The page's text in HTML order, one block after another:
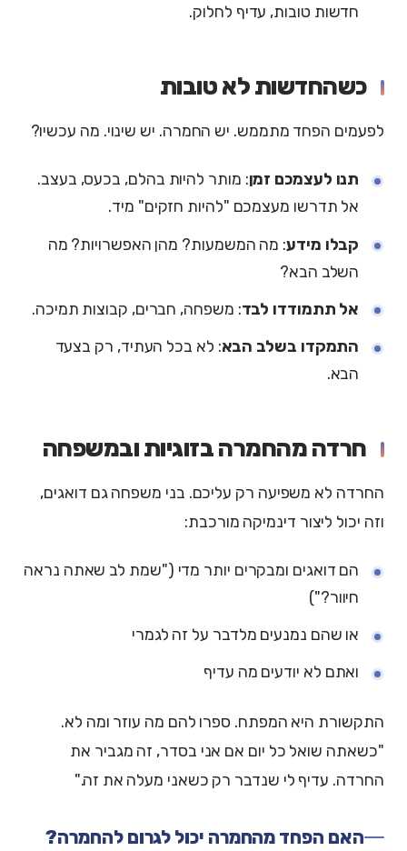
חדשות טובות, עדיף לחלוק.
כשהחדשות לא טובות
לפעמים הפחד מתממש. יש החמרה. יש שינוי. מה עכשיו?
תנו לעצמכם זמן: מותר להיות בהלם, בכעס, בעצב.
אל תדרשו מעצמכם "להיות חזקים" מיד.
קבלו מידע: מה המשמעות? מהן האפשרויות? מה
השלב הבא?
אל תתמודדו לבד: משפחה, חברים, קבוצות תמיכה.
התמקדו בשלב הבא: לא בכל העתיד, רק בצעד
הבא.
חרדה מהחמרה בזוגיות ובמשפחה
החרדה לא משפיעה רק עליכם. בני משפחה גם דואגים,
וזה יכול ליצור דינמיקה מורכבת:
הם דואגים ומבקרים יותר מדי ("שמת לב שאתה נראה
חיוור?")
או שהם נמנעים מלדבר על זה לגמרי
ואתם לא יודעים מה עדיף
התקשורת היא המפתח. ספרו להם מה עוזר ומה לא.
"כשאתה שואל כל יום אם אני בסדר, זה מגביר את
החרדה. עדיף לי שנדבר רק כשאני מעלה את זה."
האם הפחד מהחמרה יכול לגרום להחמרה?